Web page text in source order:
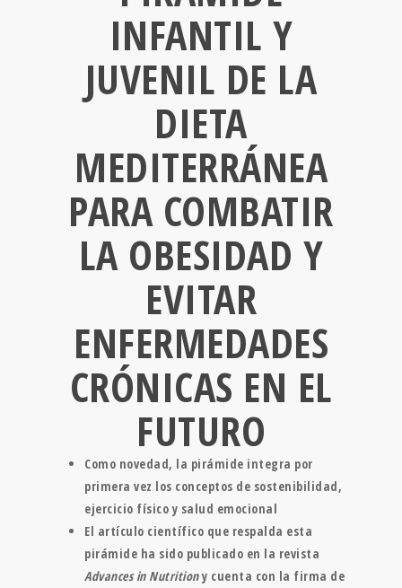
INFANTIL Y
JUVENIL DE LA
DIETA
MEDITERRÁNEA
PARA COMBATIR
LA OBESIDAD Y
EVITAR
ENFERMEDADES
CRÓNICAS EN EL
FUTURO
Como novedad, la pirámide integra por
primera vez los conceptos de sostenibilidad,
ejercicio físico y salud emocional
El artículo científico que respalda esta
pirámide ha sido publicado en la revista
Advances in Nutritiony cuenta con la firma de